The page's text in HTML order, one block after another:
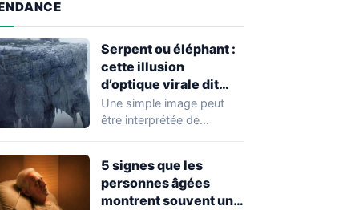
Serpent ou éléphant :
cette illusion
d’optique virale dit
tout sur votre façon de
voir l’avenir
Une simple image peut
être interprétée de
l'observent.…
5 signes que les
personnes âgées
montrent souvent un